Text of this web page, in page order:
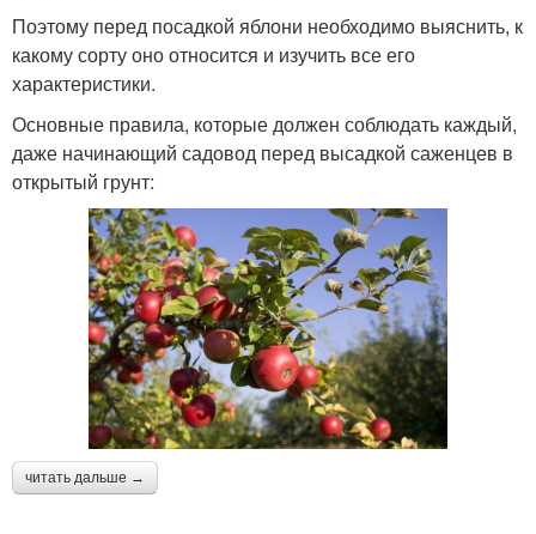
Поэтому перед посадкой яблони необходимо выяснить, к
какому сорту оно относится и изучить все его
характеристики.
Основные правила, которые должен соблюдать каждый,
даже начинающий садовод перед высадкой саженцев в
открытый грунт:
читать дальше →